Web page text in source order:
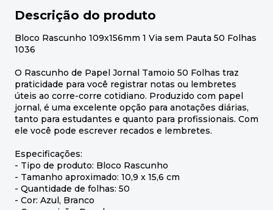
Descrição do produto
Bloco Rascunho 109x156mm 1 Via sem Pauta 50 Folhas
1036
O Rascunho de Papel Jornal Tamoio 50 Folhas traz
praticidade para você registrar notas ou lembretes
úteis ao corre-corre cotidiano. Produzido com papel
jornal, é uma excelente opção para anotações diárias,
tanto para estudantes e quanto para profissionais. Com
ele você pode escrever recados e lembretes.
Especificações:
- Tipo de produto: Bloco Rascunho
- Tamanho aproximado: 10,9 x 15,6 cm
- Quantidade de folhas: 50
- Cor: Azul, Branco